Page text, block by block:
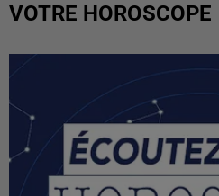
VOTRE HOROSCOPE